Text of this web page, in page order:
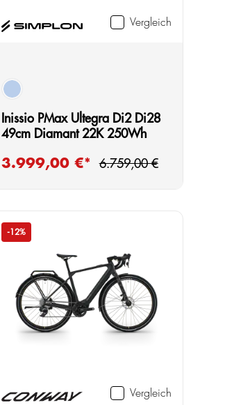
Vergleich
blau
Inissio PMax Ultegra Di2 Di28
49cm Diamant 22K 250Wh
Verkaufspreis:
3.999,00 €* Regulärer Preis:
6.759,00 €
-12%
Vergleich